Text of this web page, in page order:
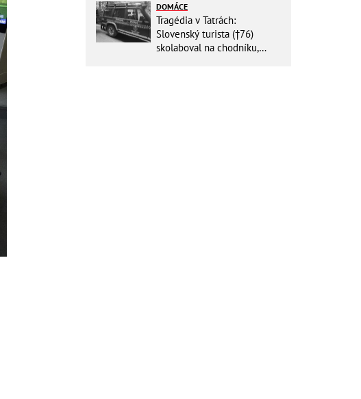
DOMÁCE
Tragédia v Tatrách:
Slovenský turista (†76)
skolaboval na chodníku,